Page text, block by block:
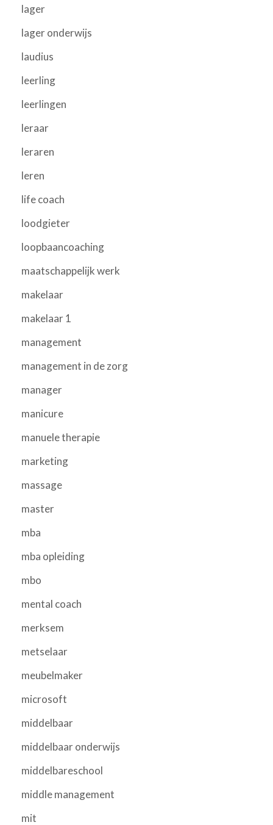
lager
lager onderwijs
laudius
leerling
leerlingen
leraar
leraren
leren
life coach
loodgieter
loopbaancoaching
maatschappelijk werk
makelaar
makelaar 1
management
management in de zorg
manager
manicure
manuele therapie
marketing
massage
master
mba
mba opleiding
mbo
mental coach
merksem
metselaar
meubelmaker
microsoft
middelbaar
middelbaar onderwijs
middelbareschool
middle management
mit